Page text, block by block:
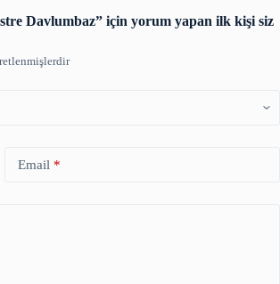
Davlumbaz” için yorum yapan ilk kişi siz
Email *